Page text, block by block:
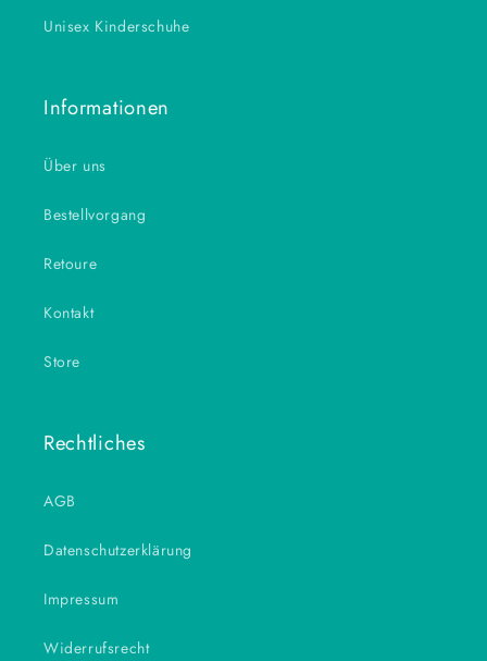
Unisex Kinderschuhe
Informationen
Über uns
Bestellvorgang
Retoure
Kontakt
Store
Rechtliches
AGB
Datenschutzerklärung
Impressum
Widerrufsrecht